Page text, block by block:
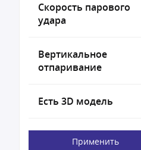
Скорость парового
удара
Вертикальное
отпаривание
Есть 3D модель
Применить